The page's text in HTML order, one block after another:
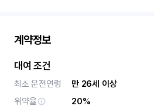
계약정보
대여 조건
최소 운전연령
만 26세 이상
위약율
20%